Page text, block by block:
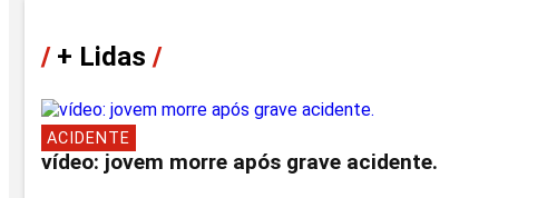
/+ Lidas /
ACIDENTE
vídeo: jovem morre após grave acidente.